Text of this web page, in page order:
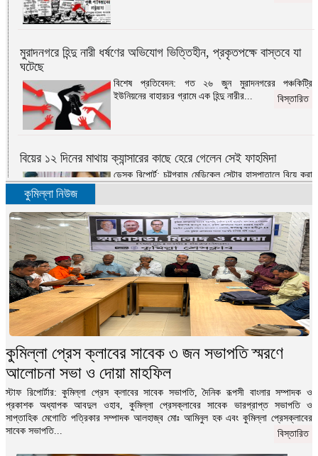
মুরাদনগরে হিন্দু নারী ধর্ষণের অভিযোগ ভিত্তিহীন, প্রকৃতপক্ষে বাস্তবে যা
ঘটেছে
বিশেষ প্রতিবেদন: গত ২৬ জুন মুরাদনগরের পঞ্চকিট্রি
ইউনিয়নের বাহারচর গ্রামে এক হিন্দু নারীর...
বিস্তারিত
বিয়ের ১২ দিনের মাথায় ক্যান্সারের কাছে হেরে গেলেন সেই ফাহমিদা
ডেস্ক রিপোর্ট: চট্টগ্রাম মেডিকেল সেন্টার হাসপাতালে বিয়ে করা
এবার স্বাধীনতার সংগ্রাম
মোহাম্মদ ওমর ফারুক দেওয়ান: ‘এবার স্বাধীনতার
সংগ্রাম’-১৯৭১ সালের ৮ই মার্চের দৈনিক সংবাদ পত্রিকার...
বিস্তারিত
নিজ বাসায় বসে এইচএসসি পরীক্ষা দিলেন পৌর মেয়র !
ডেস্ক রিপোর্ট: শুক্রবার (২৪ ডিসেম্বর) নিজ বাসায় পরীক্ষার
খাতা এনে পরীক্ষা দেওয়ার অভিযোগ...
কুমিল্লা নিউজ
কুমিল্লা প্রেস ক্লাবের সাবেক ৩ জন সভাপতি স্মরণে
আলোচনা সভা ও দোয়া মাহফিল
স্টাফ রিপোর্টার: কুমিল্লা প্রেস ক্লাবের সাবেক সভাপতি, দৈনিক রূপসী বাংলার সম্পাদক ও
প্রকাশক অধ্যাপক আবদুল ওহাব, কুমিল্লা প্রেসক্লাবের সাবেক ভারপ্রাপ্ত সভাপতি ও
সাপ্তাহিক মেগোতি পত্রিকার সম্পাদক আলহাজ্ব মোঃ আমিনুল হক এবং কুমিল্লা প্রেসক্লাবের
সাবেক সভাপতি...
বিস্তারিত